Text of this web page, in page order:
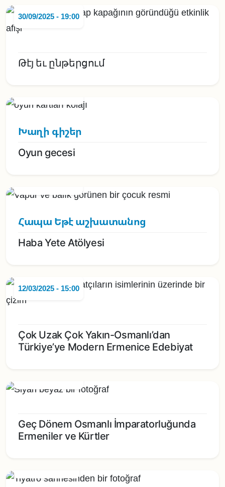
30/09/2025 - 19:00
Թէյ եւ ընթերցում
Խաղի գիշեր
Oyun gecesi
Հապա Եթէ աշխատանոց
Haba Yete Atölyesi
12/03/2025 - 15:00
Çok Uzak Çok Yakın-Osmanlı’dan
Türkiye’ye Modern Ermenice Edebiyat
Geç Dönem Osmanlı İmparatorluğunda
Ermeniler ve Kürtler